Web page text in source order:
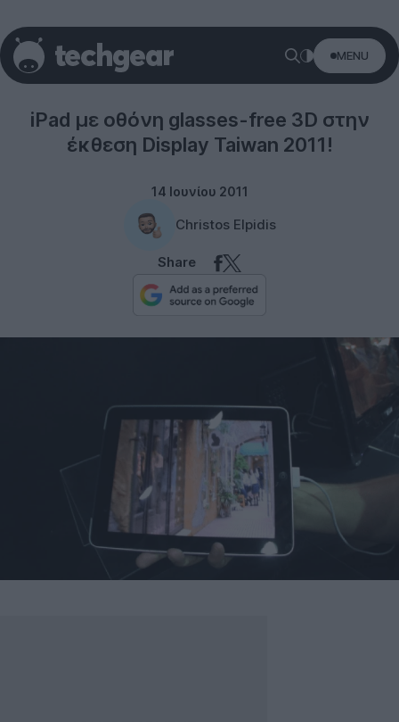
MENU
iPad με οθόνη glasses-free 3D στην
έκθεση Display Taiwan 2011!
14 Ιουνίου 2011
Christos Elpidis
Share